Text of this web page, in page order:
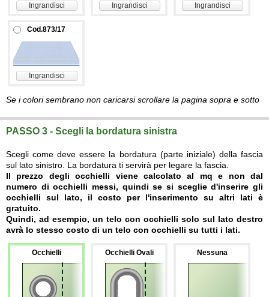
Ingrandisci Ingrandisci Ingrandisci
Cod.873/17
Ingrandisci
Se i colori sembrano non caricarsi scrollare la pagina sopra e sotto
PASSO 3 - Scegli la bordatura sinistra
Scegli come deve essere la bordatura (parte iniziale) della fascia
sul lato sinistro. La bordatura ti servirà per legare la fascia.
Il prezzo degli occhielli viene calcolato al mq e non dal
numero di occhielli messi, quindi se si sceglie d'inserire gli
occhielli sul lato, il costo per l'inserimento su altri lati è
gratuito.
Quindi, ad esempio, un telo con occhielli solo sul lato destro
avrà lo stesso costo di un telo con occhielli su tutti i lati.
Occhielli Occhielli Ovali Nessuna